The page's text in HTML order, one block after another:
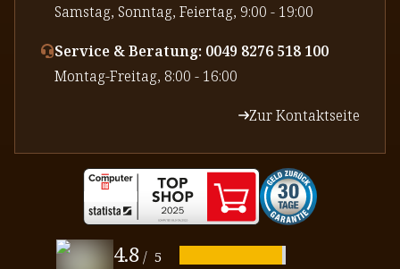
⁠Samstag, Sonntag, Feiertag, 9:00 - 19:00
Service & Beratung: 0049 8276 518 100
⁠Montag-Freitag, 8:00 - 16:00
Zur Kontaktseite
4.8 / 5